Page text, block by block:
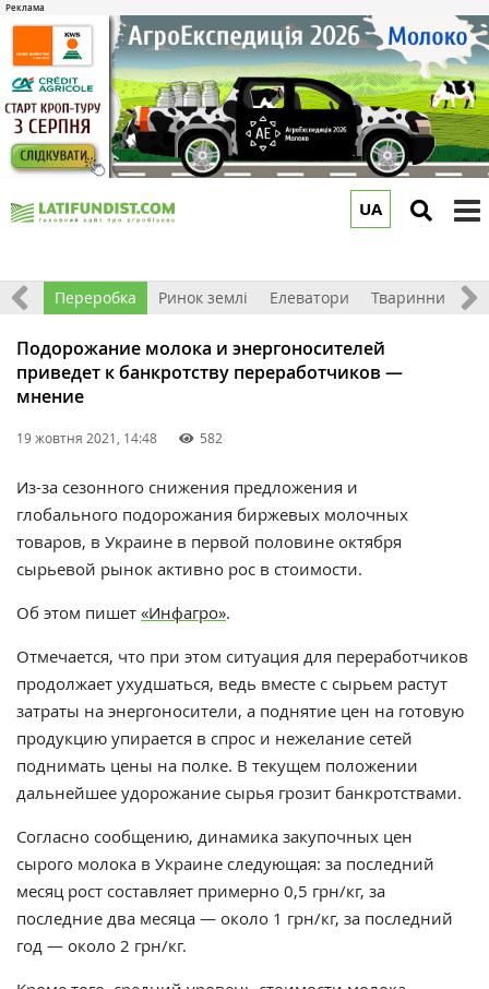
UA
Переробка Ринок землі Елеватори Тваринництво
Подорожание молока и энергоносителей
приведет к банкротству переработчиков —
мнение
19 жовтня 2021, 14:48 582
Из-за сезонного снижения предложения и
глобального подорожания биржевых молочных
товаров, в Украине в первой половине октября
сырьевой рынок активно рос в стоимости.
Об этом пишет «Инфагро».
Отмечается, что при этом ситуация для переработчиков
продолжает ухудшаться, ведь вместе с сырьем растут
затраты на энергоносители, а поднятие цен на готовую
продукцию упирается в спрос и нежелание сетей
поднимать цены на полке. В текущем положении
дальнейшее удорожание сырья грозит банкротствами.
Согласно сообщению, динамика закупочных цен
сырого молока в Украине следующая: за последний
месяц рост составляет примерно 0,5 грн/кг, за
последние два месяца — около 1 грн/кг, за последний
год — около 2 грн/кг.